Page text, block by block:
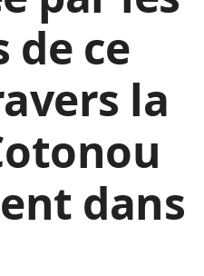
ce
la
dans